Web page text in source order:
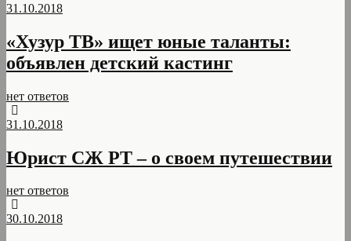
31.10.2018
«Хузур ТВ» ищет юные таланты:
объявлен детский кастинг
нет ответов
31.10.2018
Юрист СЖ РТ – о своем путешествии
нет ответов
30.10.2018